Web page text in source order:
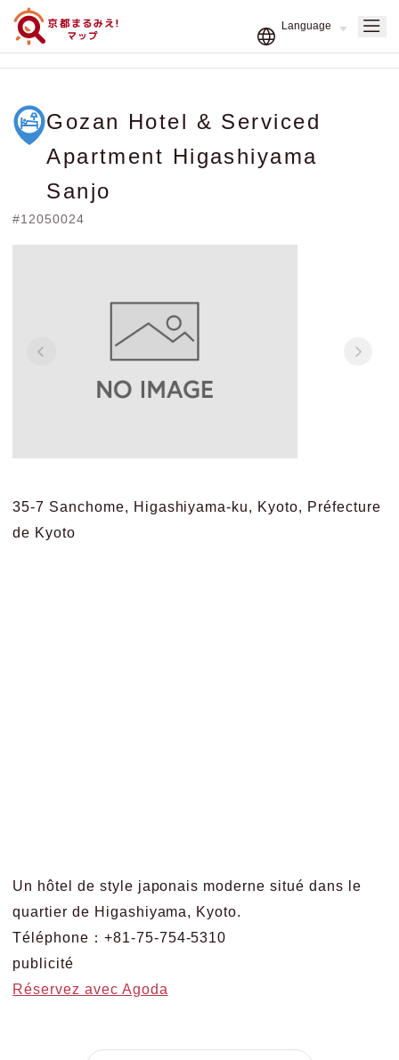
Gozan Hotel & Serviced
Apartment Higashiyama
Sanjo
#12050024
35-7 Sanchome, Higashiyama-ku, Kyoto, Préfecture
de Kyoto
Un hôtel de style japonais moderne situé dans le
quartier de Higashiyama, Kyoto.
Téléphone：+81-75-754-5310
publicité
Réservez avec Agoda